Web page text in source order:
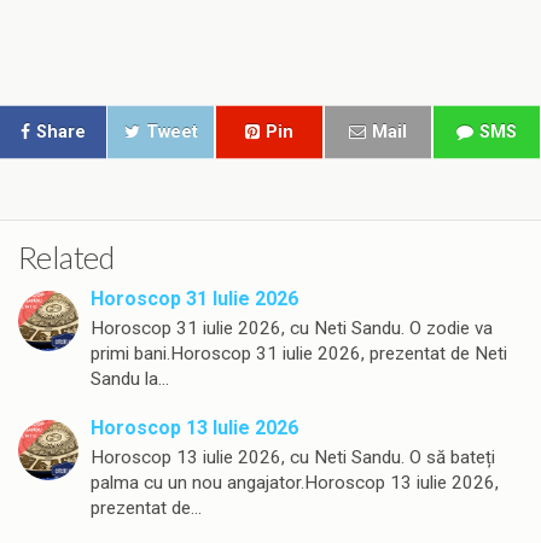
Share Tweet Pin Mail SMS
Related
Horoscop 31 Iulie 2026
Horoscop 31 iulie 2026, cu Neti Sandu. O zodie va
primi bani.Horoscop 31 iulie 2026, prezentat de Neti
Sandu la…
Horoscop 13 Iulie 2026
Horoscop 13 iulie 2026, cu Neti Sandu. O să bateți
palma cu un nou angajator.Horoscop 13 iulie 2026,
prezentat de…